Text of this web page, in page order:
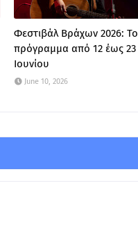
Φεστιβάλ Βράχων 2026: Το
πρόγραμμα από 12 έως 23
Ιουνίου
June 10, 2026